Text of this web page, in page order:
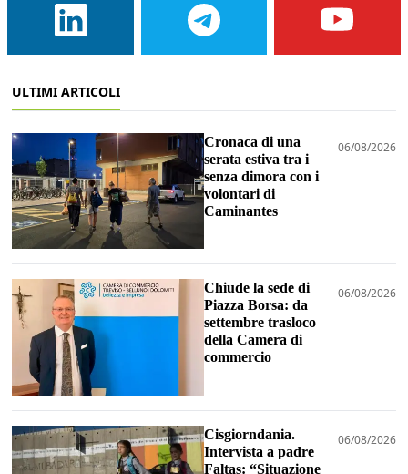
ULTIMI ARTICOLI
Cronaca di una
serata estiva tra i
senza dimora con i
volontari di
Caminantes
06/08/2026
Chiude la sede di
Piazza Borsa: da
settembre trasloco
della Camera di
commercio
06/08/2026
Cisgiorndania.
Intervista a padre
Faltas: “Situazione
06/08/2026